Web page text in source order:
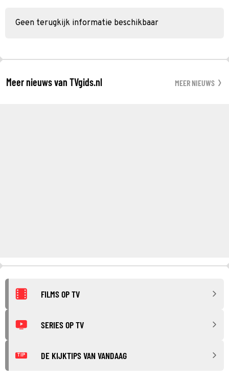
Geen terugkijk informatie beschikbaar
Meer nieuws van TVgids.nl MEER NIEUWS
FILMS OP TV
SERIES OP TV
TIP DE KIJKTIPS VAN VANDAAG